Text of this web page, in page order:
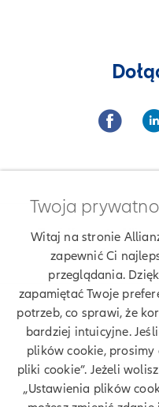
Znajdź agenta
Ubezpieczenia
Twoja
Witaj na stronie
zapewnić Ci
przeglądania.
zapamiętać Twoje
potrzeb, co sprawi, że
bardziej intuicyjne.
plików cookie, prosimy
pliki cookie”. Jeżeli
„Ustawienia plików